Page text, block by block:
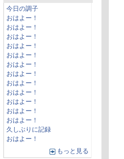
今日の調子
おはよー！
おはよー！
おはよー！
おはよー！
おはよー！
おはよー！
おはよー！
おはよー！
おはよー！
おはよー！
おはよー！
おはよー！
久しぶりに記録
おはよー！
もっと見る